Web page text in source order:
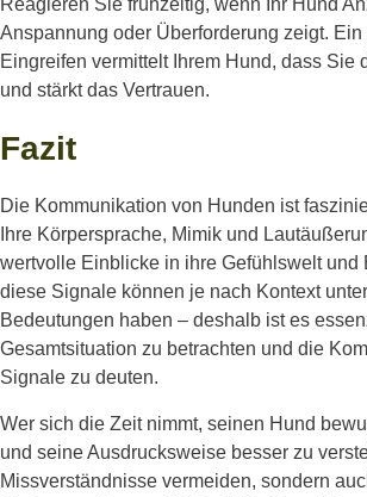
Reagieren Sie frühzeitig, wenn Ihr Hund
Anspannung oder Überforderung zeigt.
Eingreifen vermittelt Ihrem Hund, dass Sie
und stärkt das Vertrauen.
Fazit
Die Kommunikation von Hunden ist
Ihre Körpersprache, Mimik und
wertvolle Einblicke in ihre Gefühlswelt und
diese Signale können je nach Kontext
Bedeutungen haben – deshalb ist es
Gesamtsituation zu betrachten und die
Signale zu deuten.
Wer sich die Zeit nimmt, seinen Hund
und seine Ausdrucksweise besser zu
Missverständnisse vermeiden, sondern